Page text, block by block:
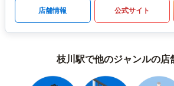
店舗情報 公式サイト
枝川駅で他のジャンルの店